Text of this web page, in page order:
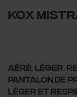
KOX
Aéré. Léger.
Pantalon de
léger et